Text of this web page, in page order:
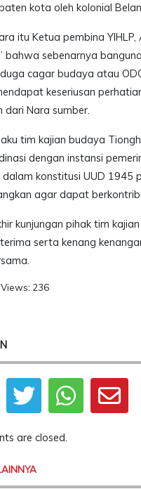
kota oleh kolonial
itu Ketua pembina
bahwa sebenarnya
cagar budaya atau
keseriusan
dari Nara sumber.
tim kajian budaya
dengan instansi
konstitusi UUD 1945
agar dapat
kunjungan pihak tim
serta kenang
236
are closed.